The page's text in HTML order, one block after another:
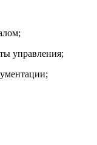
управления;